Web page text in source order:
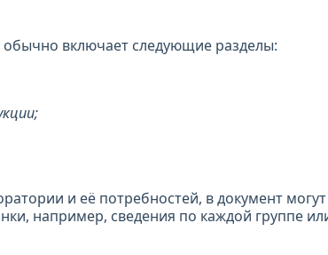
обычно включает следующие разделы:
и её потребностей, в документ
например, сведения по каждой группе